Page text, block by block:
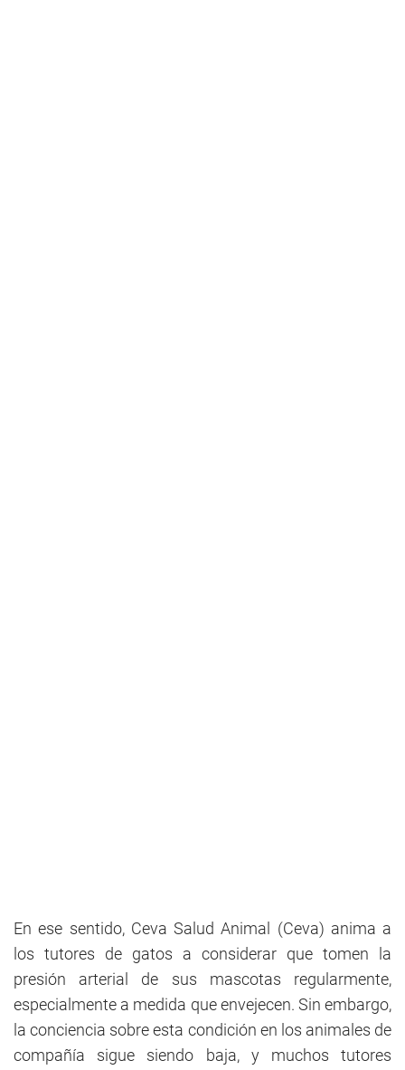
En ese sentido, Ceva Salud Animal (Ceva) anima a
los tutores de gatos a considerar que tomen la
presión arterial de sus mascotas regularmente,
especialmente a medida que envejecen. Sin embargo,
la conciencia sobre esta condición en los animales de
compañía sigue siendo baja, y muchos tutores